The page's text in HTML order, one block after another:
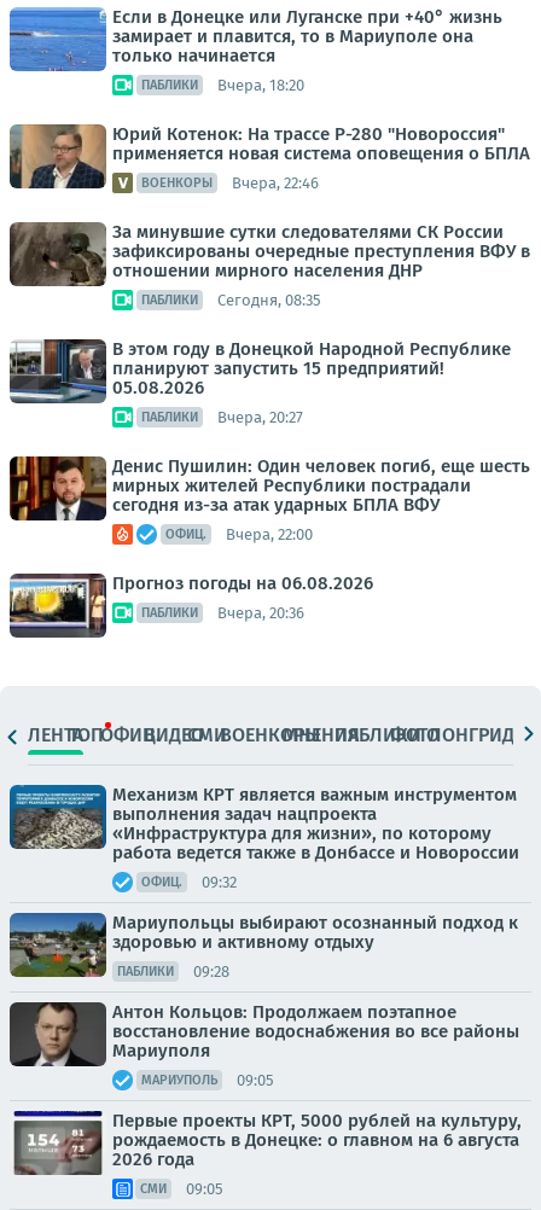
Если в Донецке или Луганске при +40° жизнь
замирает и плавится, то в Мариуполе она
только начинается
ПАБЛИКИ Вчера, 18:20
Юрий Котенок: На трассе Р-280 "Новороссия"
применяется новая система оповещения о БПЛА
ВОЕНКОРЫ Вчера, 22:46
За минувшие сутки следователями СК России
зафиксированы очередные преступления ВФУ в
отношении мирного населения ДНР
ПАБЛИКИ Сегодня, 08:35
В этом году в Донецкой Народной Республике
планируют запустить 15 предприятий!
05.08.2026
ПАБЛИКИ Вчера, 20:27
Денис Пушилин: Один человек погиб, еще шесть
мирных жителей Республики пострадали
сегодня из-за атак ударных БПЛА ВФУ
ОФИЦ. Вчера, 22:00
Прогноз погоды на 06.08.2026
ПАБЛИКИ Вчера, 20:36
ЛЕНТАТОПОФИЦ.ВИДЕОСМИВОЕНКОРЫМНЕНИЯПАБЛИКИ
ФОТОЛОНГРИДЫ
Механизм КРТ является важным инструментом
выполнения задач нацпроекта
«Инфраструктура для жизни», по которому
работа ведется также в Донбассе и Новороссии
ОФИЦ. 09:32
Мариупольцы выбирают осознанный подход к
здоровью и активному отдыху
ПАБЛИКИ 09:28
Антон Кольцов: Продолжаем поэтапное
восстановление водоснабжения во все районы
Мариуполя
МАРИУПОЛЬ 09:05
Первые проекты КРТ, 5000 рублей на культуру,
рождаемость в Донецке: о главном на 6 августа
2026 года
СМИ 09:05